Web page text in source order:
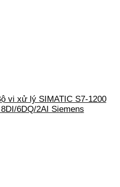
vi xử lý SIMATIC S7-1200
6DQ/2AI Siemens